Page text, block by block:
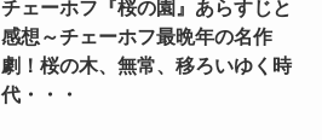
チェーホフ『桜の園』あらすじと
感想～チェーホフ最晩年の名作
劇！桜の木、無常、移ろいゆく時
代・・・